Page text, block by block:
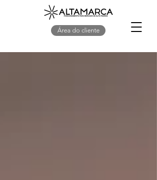
Área do cliente